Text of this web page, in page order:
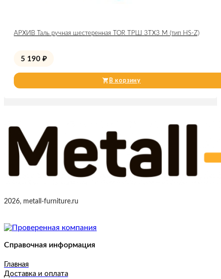
АРХИВ Таль ручная шестеренная TOR ТРШ 3ТХ3 М (тип HS-Z)
5 190 ₽
В корзину
2026, metall-furniture.ru
Справочная информация
Главная
Доставка и оплата